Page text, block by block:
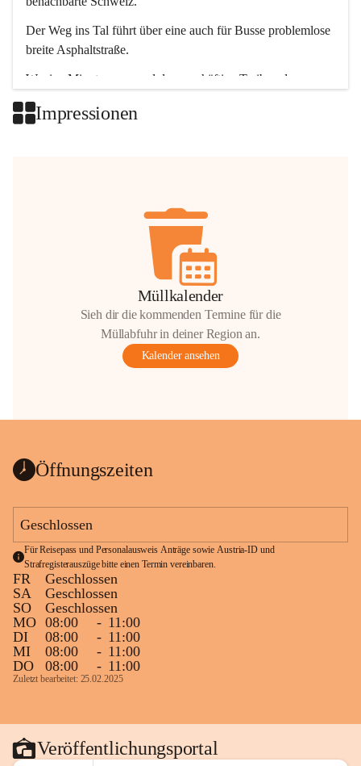
Der Weg ins Tal führt über eine auch für Busse problemlose
breite Asphaltstraße.
Wenige Minuten nur, und das geschäftige Treiben der
Impressionen
Müllkalender
Sieh dir die kommenden Termine für die
Müllabfuhr in deiner Region an.
Kalender ansehen
Öffnungszeiten
Geschlossen
Für Reisepass und Personalausweis Anträge sowie Austria-ID und
Strafregisterauszüge bitte einen Termin vereinbaren.
FR
Geschlossen
SA
Geschlossen
SO
Geschlossen
MO 08:00 - 11:00
DI
08:00 - 11:00
MI
08:00 - 11:00
DO
08:00 - 11:00
Zuletzt bearbeitet: 25.02.2025
Veröffentlichungsportal